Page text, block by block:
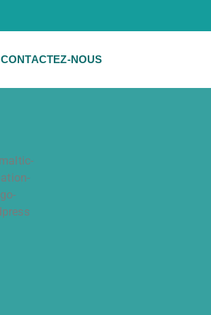
CONTACTEZ-NOUS